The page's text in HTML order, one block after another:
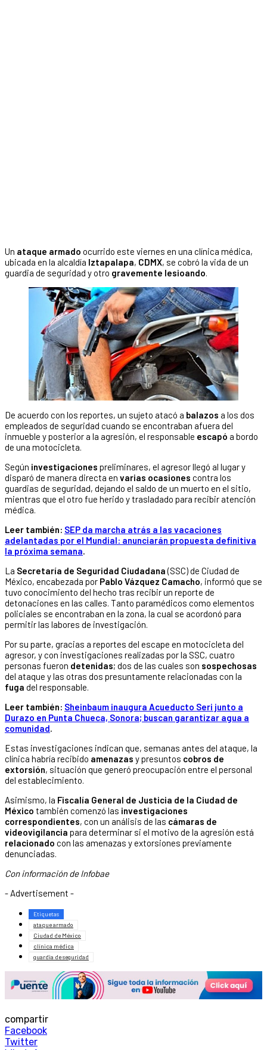
Un ataque armado ocurrido este viernes en una clínica médica,
ubicada en la alcaldía Iztapalapa, CDMX, se cobró la vida de un
guardia de seguridad y otro gravemente lesioando.
De acuerdo con los reportes, un sujeto atacó a balazos a los dos
empleados de seguridad cuando se encontraban afuera del
inmueble y posterior a la agresión, el responsable escapó a bordo
de una motocicleta.
Según investigaciones preliminares, el agresor llegó al lugar y
disparó de manera directa en varias ocasiones contra los
guardias de seguridad, dejando el saldo de un muerto en el sitio,
mientras que el otro fue herido y trasladado para recibir atención
médica.
Leer también: SEP da marcha atrás a las vacaciones
adelantadas por el Mundial: anunciarán propuesta definitiva
la próxima semana.
La Secretaría de Seguridad Ciudadana(SSC) de Ciudad de
México, encabezada por Pablo Vázquez Camacho, informó que se
tuvo conocimiento del hecho tras recibir un reporte de
detonaciones en las calles. Tanto paramédicos como elementos
policiales se encontraban en la zona, la cual se acordonó para
permitir las labores de investigación.
Por su parte, gracias a reportes del escape en motocicleta del
agresor, y con investigaciones realizadas por la SSC, cuatro
personas fueron detenidas; dos de las cuales son sospechosas
del ataque y las otras dos presuntamente relacionadas con la
fuga del responsable.
Leer también: Sheinbaum inaugura Acueducto Seri junto a
Durazo en Punta Chueca, Sonora; buscan garantizar agua a
comunidad.
Estas investigaciones indican que, semanas antes del ataque, la
clínica habría recibido amenazas y presuntos cobros de
extorsión, situación que generó preocupación entre el personal
del establecimiento.
Asimismo, la Fiscalía General de Justicia de la Ciudad de
México también comenzó las investigaciones
correspondientes, con un análisis de las cámaras de
videovigilancia para determinar si el motivo de la agresión está
relacionado con las amenazas y extorsiones previamente
denunciadas.
Con información de Infobae
- Advertisement -
Etiquetas
ataque armado
Ciudad de México
clínica médica
guardia de seguridad
compartir
Facebook
Twitter